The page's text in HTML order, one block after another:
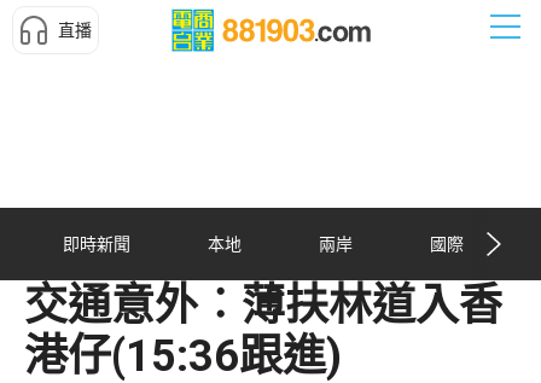
直播
即時新聞 本地 兩岸 國際
交通意外︰薄扶林道入香
港仔(15:36跟進)